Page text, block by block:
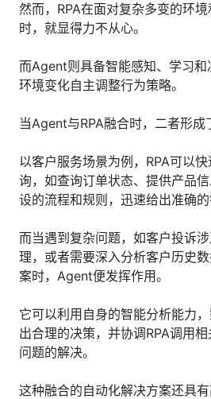
财务
智能票据 | 自动报税 | 自动存单 | 智能
然而，RPA在面对复杂多变的环
时，就显得力不从心。
而Agent则具备智能感知、学习
环境变化自主调整行为策略。
当Agent与RPA融合时，二者形成
以客户服务场景为例，RPA可以
询，如查询订单状态、提供产品
设的流程和规则，迅速给出准确的
而当遇到复杂问题，如客户投诉
理，或者需要深入分析客户历史
案时，Agent便发挥作用。
它可以利用自身的智能分析能力
出合理的决策，并协调RPA调用
问题的解决。
这种融合的自动化解决方案还具